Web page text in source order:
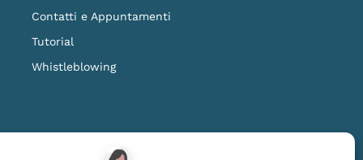
Contatti e Appuntamenti
Tutorial
Whistleblowing